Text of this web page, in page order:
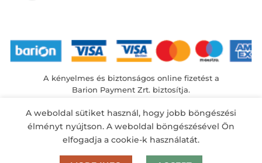
A kényelmes és biztonságos online fizetést a
Barion Payment Zrt. biztosítja.
A weboldal sütiket használ, hogy jobb böngészési
élményt nyújtson. A weboldal böngészésével Ön
elfogadja a cookie-k használatát.